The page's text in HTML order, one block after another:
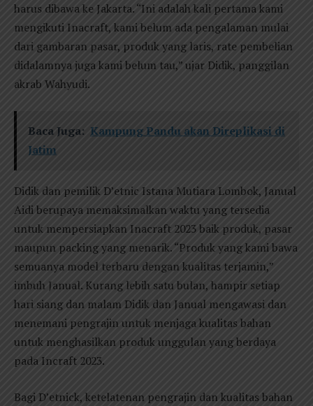
harus dibawa ke Jakarta. “Ini adalah kali pertama kami
mengikuti Inacraft, kami belum ada pengalaman mulai
dari gambaran pasar, produk yang laris, rate pembelian
didalamnya juga kami belum tau,” ujar Didik, panggilan
akrab Wahyudi.
Baca Juga: Kampung Pandu akan Direplikasi di
Jatim
Didik dan pemilik D’etnic Istana Mutiara Lombok, Janual
Aidi berupaya memaksimalkan waktu yang tersedia
untuk mempersiapkan Inacraft 2023 baik produk, pasar
maupun packing yang menarik. “Produk yang kami bawa
semuanya model terbaru dengan kualitas terjamin,”
imbuh Janual. Kurang lebih satu bulan, hampir setiap
hari siang dan malam Didik dan Janual mengawasi dan
menemani pengrajin untuk menjaga kualitas bahan
untuk menghasilkan produk unggulan yang berdaya
pada Incraft 2023.
Bagi D’etnick, ketelatenan pengrajin dan kualitas bahan